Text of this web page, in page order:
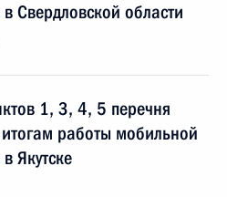
Свердловской области
1, 3, 4, 5 перечня
работы мобильной
Якутске